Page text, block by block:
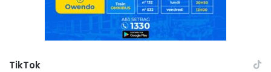
TikTok